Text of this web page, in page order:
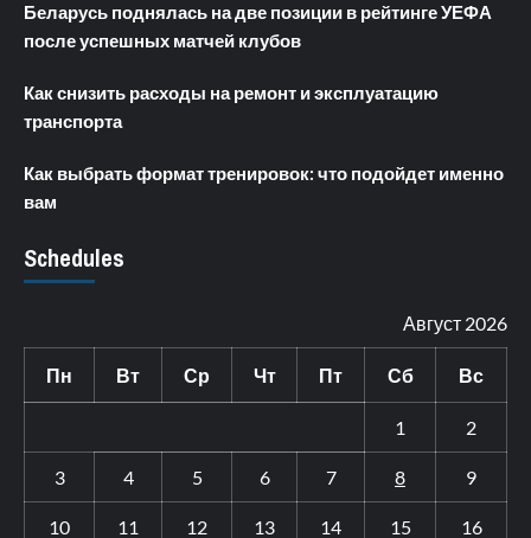
Беларусь поднялась на две позиции в рейтинге УЕФА
после успешных матчей клубов
Как снизить расходы на ремонт и эксплуатацию
транспорта
Как выбрать формат тренировок: что подойдет именно
вам
Schedules
Август 2026
Пн Вт Ср Чт Пт Сб Вс
1 2
3 4 5 6 7 8 9
10 11 12 13 14 15 16